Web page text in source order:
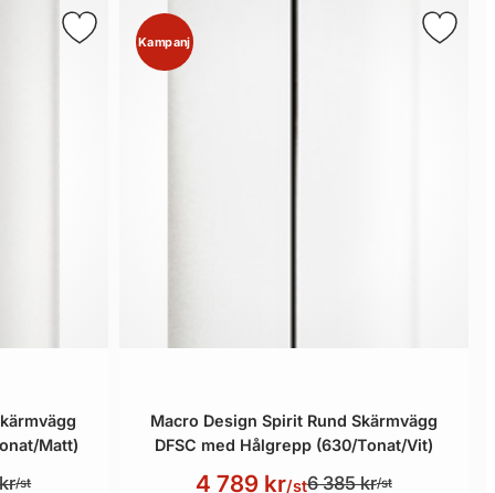
Matt)
/st
Kampanj
Macro Design Spirit Rund Skärmvägg
DFSC med Hålgrepp (630/Tonat/Vit)
4 789 kr/st6 385 kr/st